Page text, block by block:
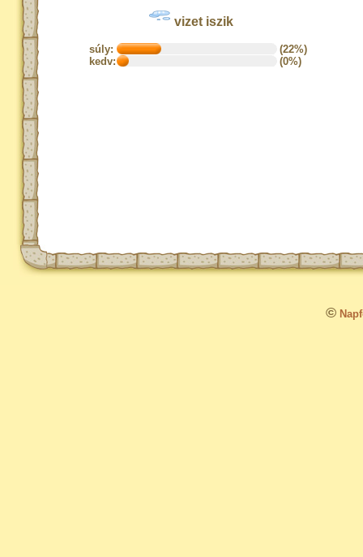
vizet iszik
súly:
(22%)
kedv:
(0%)
©